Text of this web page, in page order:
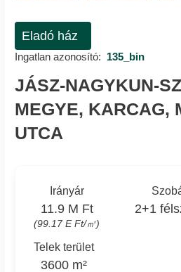
Eladó ház
Ingatlan azonosító: 135_bin
JÁSZ-NAGYKUN-
MEGYE, KARCAG,
UTCA
Irányár
11.9 M Ft
(99.17 E Ft/㎡)
2+1
Telek terület
3600 m²